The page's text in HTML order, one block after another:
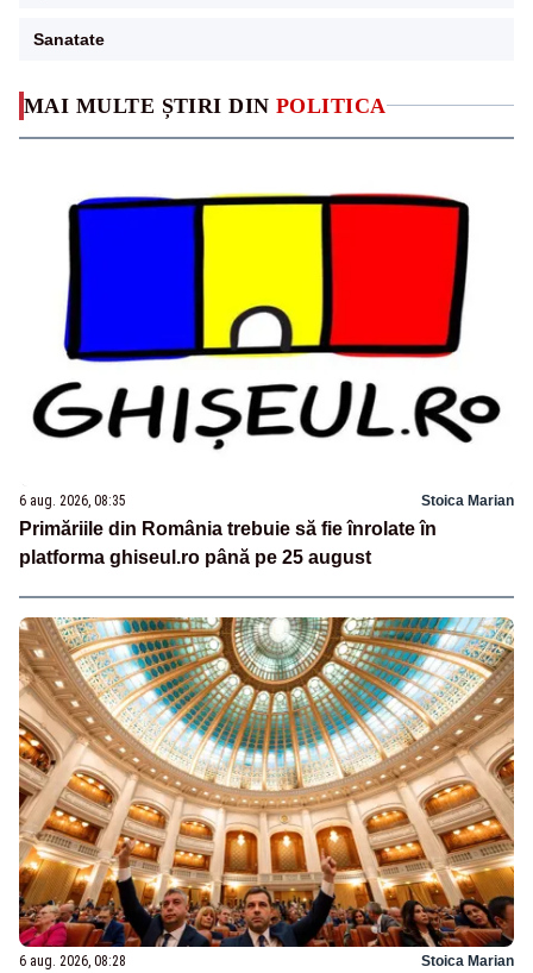
MAI MULTE ȘTIRI DIN POLITICA
6 aug. 2026, 08:35 Stoica Marian
Primăriile din România trebuie să fie înrolate în
platforma ghiseul.ro până pe 25 august
6 aug. 2026, 08:28 Stoica Marian
Sanatate